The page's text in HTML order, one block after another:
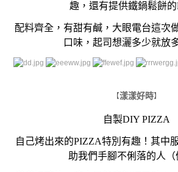
趣，還有提供鐵鍋鬆餅的
配料齊全，有甜有鹹，大眼電台這次
口味，起司想灑多少就放
【漾漾好時】
自製DIY PIZZA
自己烤出來的PIZZA特別有趣！其中
助我們手腳不俐落的人（